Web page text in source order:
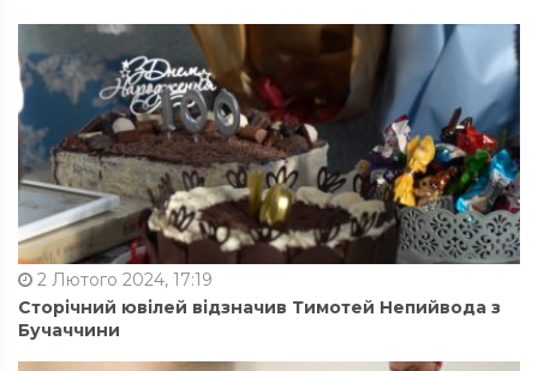
2 Лютого 2024, 17:19
Сторічний ювілей відзначив Тимотей Непийвода з
Бучаччини